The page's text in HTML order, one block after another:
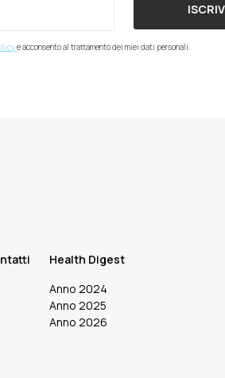
e acconsento al trattamento dei miei dati personali.
Health Digest
Anno 2024
Anno 2025
Anno 2026